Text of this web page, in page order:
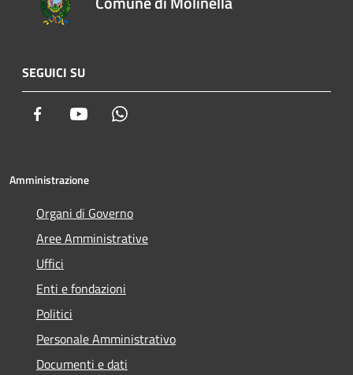
SEGUICI SU
Facebook Youtube
Amministrazione
Organi di Governo
Aree Amministrative
Uffici
Enti e fondazioni
Politici
Personale Amministrativo
Documenti e dati